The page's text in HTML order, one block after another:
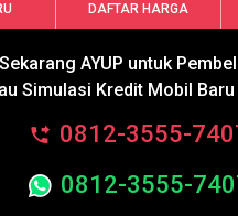
DAFTAR HARGA
AYUP untuk
Simulasi Kredit Mobil
0812-3555-
0812-3555-